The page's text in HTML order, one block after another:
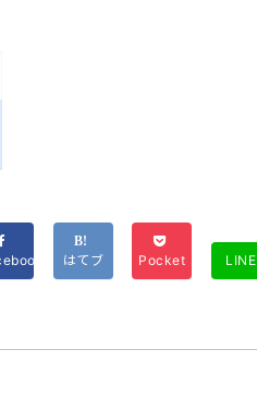
はてブ Pocket LINE